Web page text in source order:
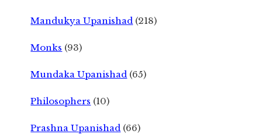
Mandukya Upanishad (218)
Monks (93)
Mundaka Upanishad (65)
Philosophers (10)
Prashna Upanishad (66)